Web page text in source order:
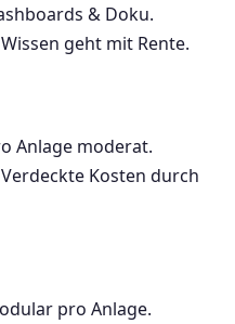
& Doku.
Wissen geht mit Rente.
Anlage moderat.
Verdeckte Kosten durch
pro Anlage.